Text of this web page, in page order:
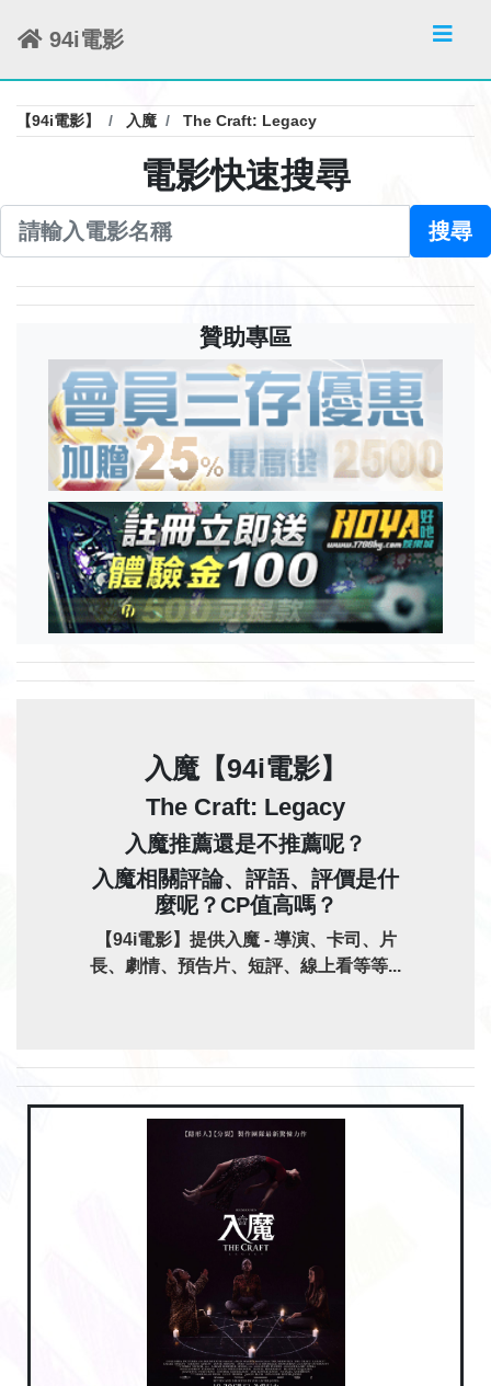
94i電影
【94i電影】 入魔 The Craft: Legacy
電影快速搜尋
搜尋
贊助專區
入魔【94i電影】
The Craft: Legacy
入魔推薦還是不推薦呢？
入魔相關評論、評語、評價是什
麼呢？CP值高嗎？
【94i電影】提供入魔 - 導演、卡司、片
長、劇情、預告片、短評、線上看等等...